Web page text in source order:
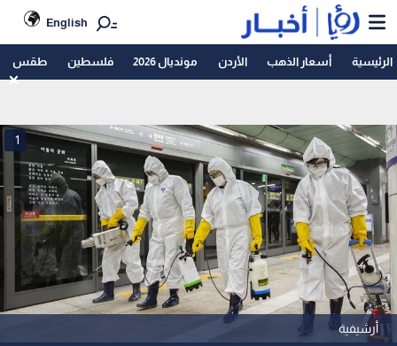
English
الرئيسية أسعار الذهب الأردن مونديال 2026 فلسطين طقس
أرشيفية
1